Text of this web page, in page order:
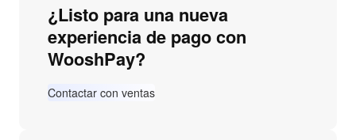
¿Listo para una nueva
experiencia de pago con
WooshPay?
Contactar con ventas